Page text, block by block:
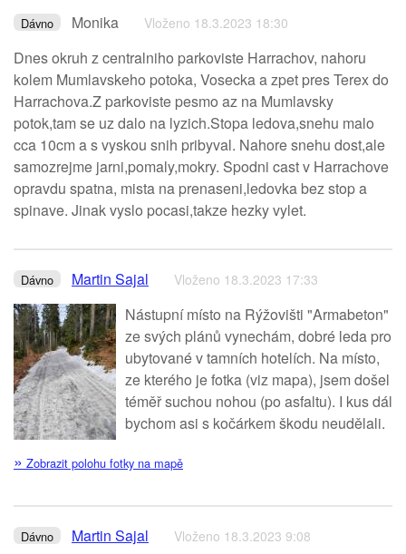
Dávno Monika Vloženo 18.3.2023 18:30
Dnes okruh z centralniho parkoviste Harrachov, nahoru
kolem Mumlavskeho potoka, Vosecka a zpet pres Terex do
Harrachova.Z parkoviste pesmo az na Mumlavsky
potok,tam se uz dalo na lyzich.Stopa ledova,snehu malo
cca 10cm a s vyskou snih pribyval. Nahore snehu dost,ale
samozrejme jarni,pomaly,mokry. Spodni cast v Harrachove
opravdu spatna, mista na prenaseni,ledovka bez stop a
spinave. Jinak vyslo pocasi,takze hezky vylet.
Dávno Martin Sajal Vloženo 18.3.2023 17:33
Nástupní místo na Rýžovišti "Armabeton"
ze svých plánů vynechám, dobré leda pro
ubytované v tamních hotelích. Na místo,
ze kterého je fotka (viz mapa), jsem došel
téměř suchou nohou (po asfaltu). I kus dál
bychom asi s kočárkem škodu neudělali.
» Zobrazit polohu fotky na mapě
Dávno Martin Sajal Vloženo 18.3.2023 9:08